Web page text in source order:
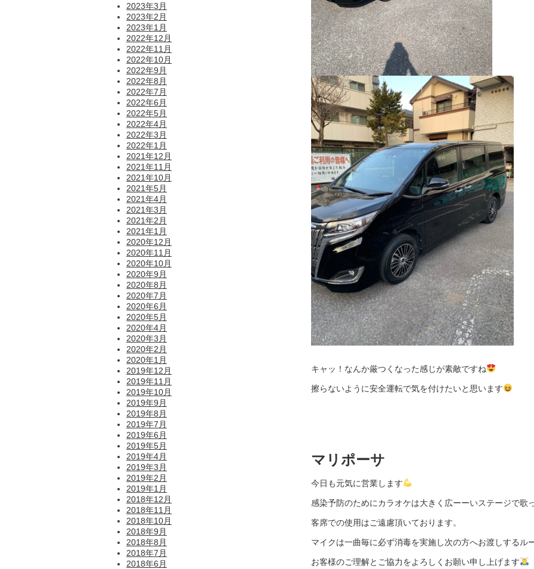
キャッ！なんか厳つくなった感じが素敵ですね
擦らないように安全運転で気を付けたいと思います
マリポーサ
今日も元気に営業します
感染予防のためにカラオケは大きく広ーーいステージで歌
客席での使用はご遠慮頂いております。
マイクは一曲毎に必ず消毒を実施し次の方へお渡しするル
お客様のご理解とご協力をよろしくお願い申し上げます
2023年3月
2023年2月
2023年1月
2022年12月
2022年11月
2022年10月
2022年9月
2022年8月
2022年7月
2022年6月
2022年5月
2022年4月
2022年3月
2022年1月
2021年12月
2021年11月
2021年10月
2021年5月
2021年4月
2021年3月
2021年2月
2021年1月
2020年12月
2020年11月
2020年10月
2020年9月
2020年8月
2020年7月
2020年6月
2020年5月
2020年4月
2020年3月
2020年2月
2020年1月
2019年12月
2019年11月
2019年10月
2019年9月
2019年8月
2019年7月
2019年6月
2019年5月
2019年4月
2019年3月
2019年2月
2019年1月
2018年12月
2018年11月
2018年10月
2018年9月
2018年8月
2018年7月
2018年6月